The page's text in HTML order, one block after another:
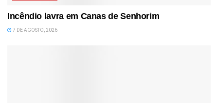
Incêndio lavra em Canas de Senhorim
7 DE AGOSTO, 2026